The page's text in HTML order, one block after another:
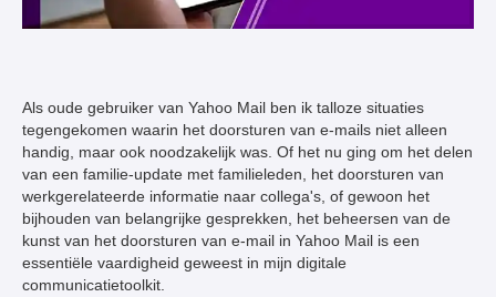
Als oude gebruiker van Yahoo Mail ben ik talloze situaties
tegengekomen waarin het doorsturen van e-mails niet alleen
handig, maar ook noodzakelijk was. Of het nu ging om het delen
van een familie-update met familieleden, het doorsturen van
werkgerelateerde informatie naar collega's, of gewoon het
bijhouden van belangrijke gesprekken, het beheersen van de
kunst van het doorsturen van e-mail in Yahoo Mail is een
essentiële vaardigheid geweest in mijn digitale
communicatietoolkit.